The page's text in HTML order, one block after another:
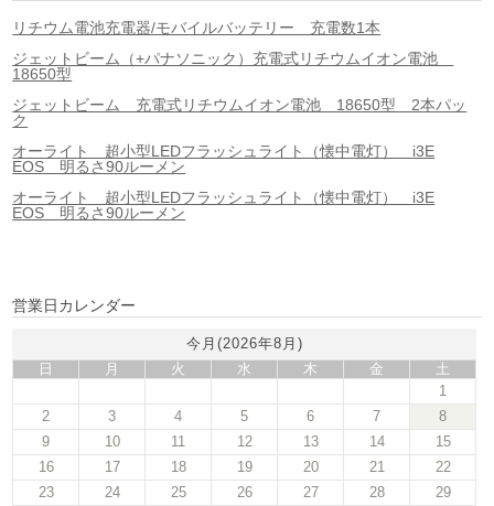
リチウム電池充電器/モバイルバッテリー 充電数1本
ジェットビーム（+パナソニック）充電式リチウムイオン電池
18650型
ジェットビーム 充電式リチウムイオン電池 18650型 2本パッ
ク
オーライト 超小型LEDフラッシュライト（懐中電灯） i3E
EOS 明るさ90ルーメン
オーライト 超小型LEDフラッシュライト（懐中電灯） i3E
EOS 明るさ90ルーメン
営業日カレンダー
今月(2026年8月)
日
月 火 水 木 金
土
1
2
3 4 5 6 7
8
9
10 11 12 13 14
15
16
17 18 19 20 21
22
23
24 25 26 27 28
29